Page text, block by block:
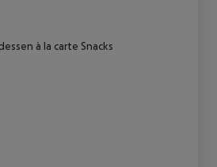
à la carte Snacks